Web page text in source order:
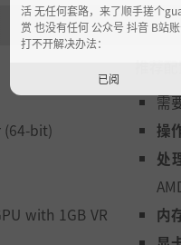
(64-bit)
with 1GB VR
需
操
处
内
活 无任何套路，来了顺手搓个
赏 也没有任何 公众号 抖音 B站
打不开解决办法：
已阅